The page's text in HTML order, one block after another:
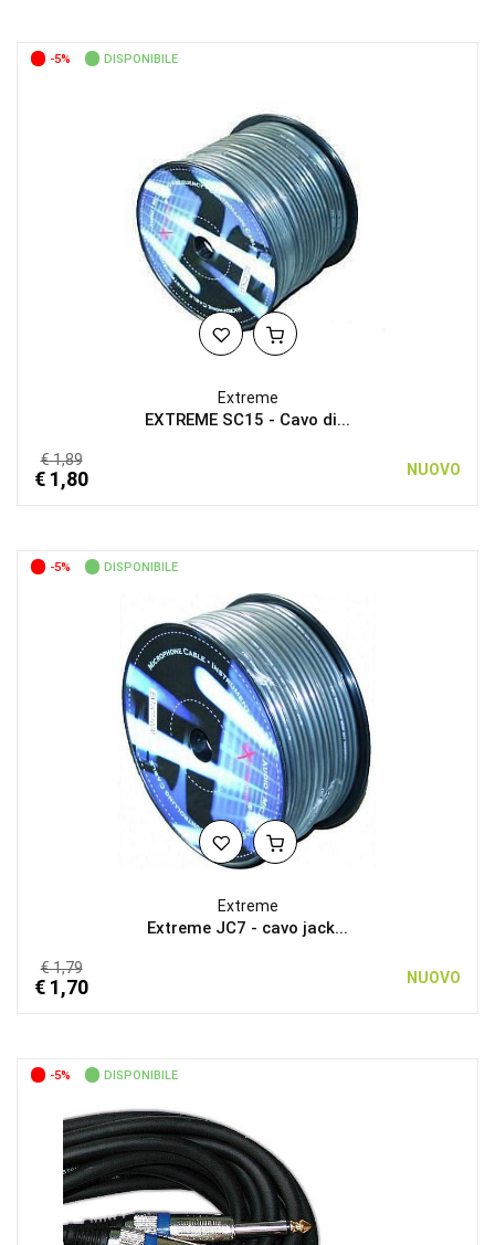
-5% DISPONIBILE
Extreme
EXTREME SC15 - Cavo di...
€ 1,89
€ 1,80 NUOVO
-5% DISPONIBILE
Extreme
Extreme JC7 - cavo jack...
€ 1,79
€ 1,70 NUOVO
-5% DISPONIBILE